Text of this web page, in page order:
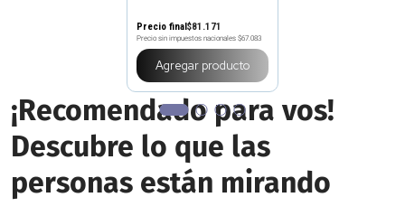
Precio final$81 .171
Precio sin impuestos nacionales $67.083
Agregar producto
¡Recomendado para vos!
Descubre lo que las
personas están mirando